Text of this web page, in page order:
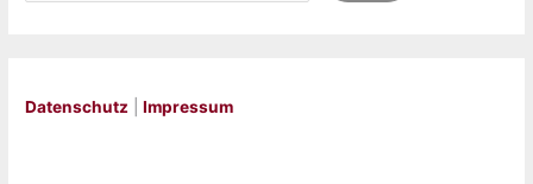
Datenschutz |Impressum